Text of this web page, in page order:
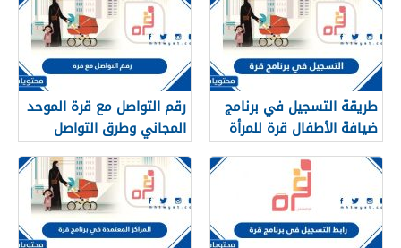
طريقة التسجيل في برنامج
ضيافة الأطفال قرة للمرأة
العاملة 2026
رقم التواصل مع قرة الموحد
المجاني وطرق التواصل